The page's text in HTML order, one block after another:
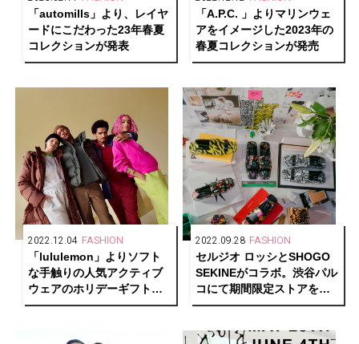
「automills」より、レイヤ
ードにこだわった23年春夏
コレクションが発表
「A.P.C. 」よりマリンウェ
アをイメージした2023年の
春夏コレクションが発売
2022.12.04 FASHION
「lululemon」よりソフト
な手触りの人気アクティブ
ウェアのホリデーギフトが
登場
2022.09.28 FASHION
セルジオ ロッシとSHOGO
SEKINEがコラボ。渋谷パル
コにて期間限定ストアをオ
ープン